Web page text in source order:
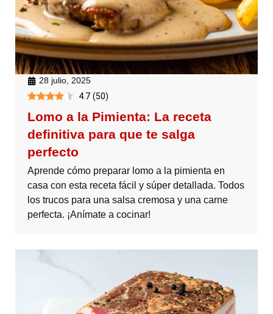
28 julio, 2025
4.7 (50)
Lomo a la Pimienta: La receta
definitiva para que te salga
perfecto
Aprende cómo preparar lomo a la pimienta en
casa con esta receta fácil y súper detallada. Todos
los trucos para una salsa cremosa y una carne
perfecta. ¡Anímate a cocinar!